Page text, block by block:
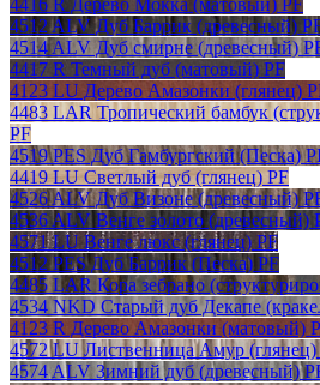
4512 ALV Дуб Баррик (древесный)
4514 ALV Дуб смирне (древесный)
4417 R Темный дуб (матовый) PF
4123 LU Дерево Амазонки (глянец)
4483 LAR Тропический бамбук
PF
4519 PES Дуб Гамбургский (Песка)
4419 LU Светлый дуб (глянец) PF
4526 ALV Дуб Визоне (древесный)
4536 ALV Венге золото (древесный)
4571 LU Венге люкс (глянец) PF
4512 PES Дуб Баррик (Песка) PF
4485 LAR Кора зебрано
4534 NKD Старый дуб Декапе
4123 R Дерево Амазонки (матовый)
4572 LU Лиственница Амур (глянец)
4574 ALV Зимний дуб (древесный)